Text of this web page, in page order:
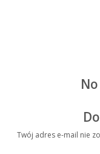
Twój adres e-mail nie